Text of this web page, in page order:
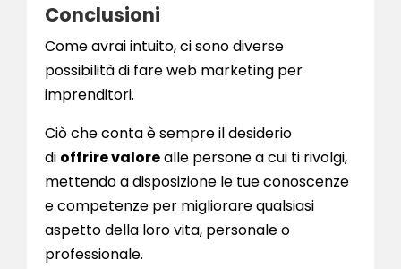
Conclusioni
Come avrai intuito, ci sono diverse
possibilità di fare web marketing per
imprenditori.
Ciò che conta è sempre il desiderio
di offrire valorealle persone a cui ti rivolgi,
mettendo a disposizione le tue conoscenze
e competenze per migliorare qualsiasi
aspetto della loro vita, personale o
professionale.